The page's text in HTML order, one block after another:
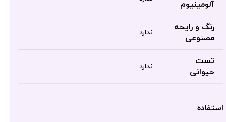
آلومینیوم
رنگ و رایحه
مصنوعی
ندارد
تست
حیوانی
ندارد
استفاده